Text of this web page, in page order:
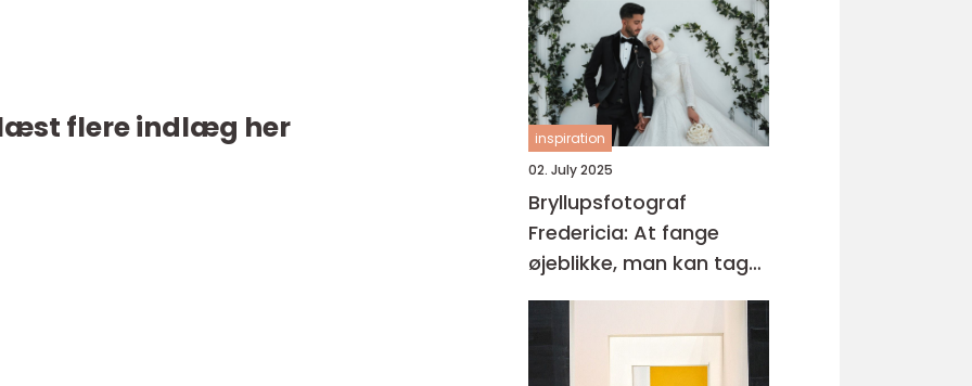
flere indlæg her
inspiration
02. July 2025
Bryllupsfotograf
Fredericia: At fange
øjeblikke, man kan tage
med sig for evigt